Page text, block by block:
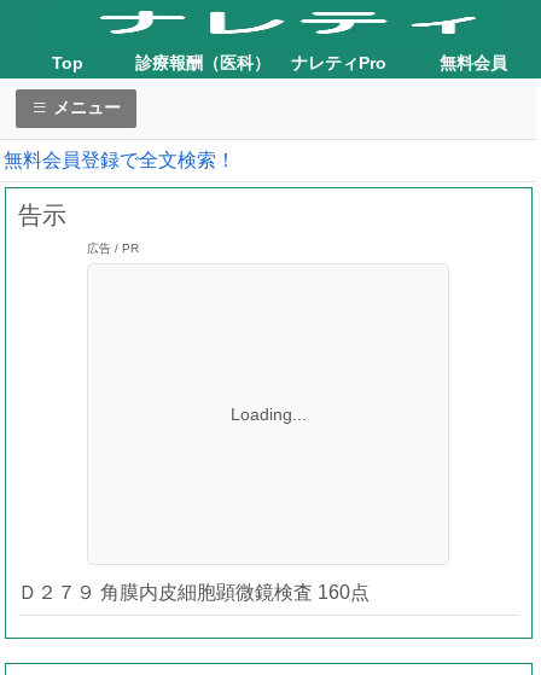
Top 診療報酬（医科） ナレティPro 無料会員
メニュー
無料会員登録で全文検索！
告示
広告 / PR
Loading...
Ｄ２７９ 角膜内皮細胞顕微鏡検査 160点